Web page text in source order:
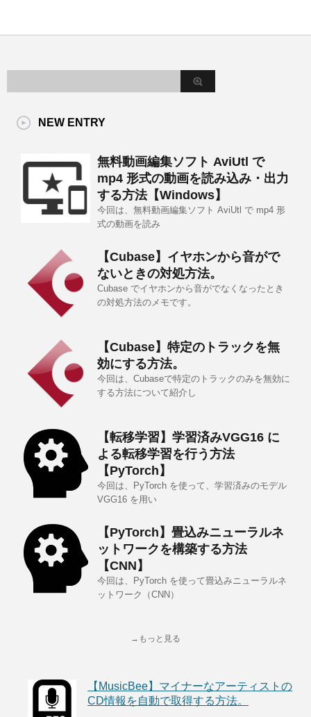
NEW ENTRY
無料動画編集ソフト AviUtl で
mp4 形式の動画を読み込み・出力
する方法【Windows】
今回は、無料動画編集ソフト AviUtl で mp4 形
式の動画を読み
【Cubase】イヤホンから音がで
ないときの対処方法。
Cubase でイヤホンから音がでなくなったとき
の対処方法のメモです。
【Cubase】特定のトラックを無
効にする方法。
今回は、Cubaseで特定のトラックのみを無効に
する方法について紹介し
【転移学習】学習済みVGG16 に
よる転移学習を行う方法
【PyTorch】
今回は、PyTorch を使って、学習済みのモデル
VGG16 を用い
【PyTorch】畳込みニューラルネ
ットワークを構築する方法
【CNN】
今回は、PyTorch を使って畳込みニューラルネ
ットワーク（CNN）
→もっと見る
【MusicBee】マイナーなアーティストの
CD情報を自動で取得する方法。